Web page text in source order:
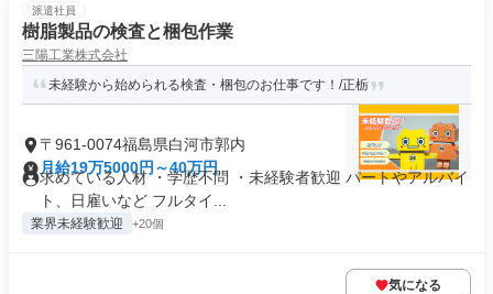
派遣社員
樹脂製品の検査と梱包作業
三陽工業株式会社
未経験から始められる検査・梱包のお仕事です！/正栃
〒961-0074福島県白河市郭内
月給19万5000円～40万円
求めている人材 ・学歴不問 ・未経験者歓迎 パートやアルバイ
ト、日雇いなど フルタイ...
業界未経験歓迎 +20個
気になる